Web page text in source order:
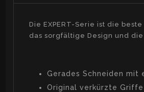
Die EXPERT-Serie ist die
das sorgfältige Design und
Gerades Schneiden mit
Original verkürzte Griffe